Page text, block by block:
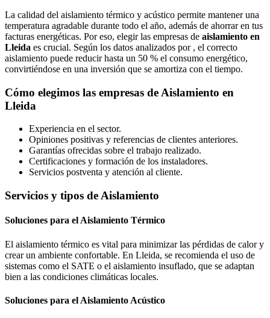
La calidad del aislamiento térmico y acústico permite mantener una
temperatura agradable durante todo el año, además de ahorrar en tus
facturas energéticas. Por eso, elegir las empresas de aislamiento en
Lleida es crucial. Según los datos analizados por , el correcto
aislamiento puede reducir hasta un 50 % el consumo energético,
convirtiéndose en una inversión que se amortiza con el tiempo.
Cómo elegimos las empresas de Aislamiento en
Lleida
Experiencia en el sector.
Opiniones positivas y referencias de clientes anteriores.
Garantías ofrecidas sobre el trabajo realizado.
Certificaciones y formación de los instaladores.
Servicios postventa y atención al cliente.
Servicios y tipos de Aislamiento
Soluciones para el Aislamiento Térmico
El aislamiento térmico es vital para minimizar las pérdidas de calor y
crear un ambiente confortable. En Lleida, se recomienda el uso de
sistemas como el SATE o el aislamiento insuflado, que se adaptan
bien a las condiciones climáticas locales.
Soluciones para el Aislamiento Acústico